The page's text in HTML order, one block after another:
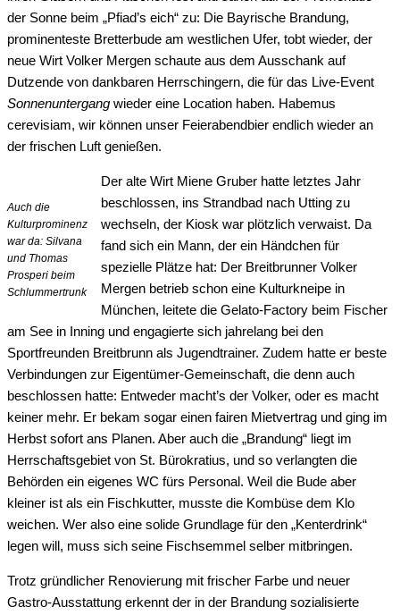
der Sonne beim „Pfiad’s eich“ zu: Die Bayrische Brandung,
prominenteste Bretterbude am westlichen Ufer, tobt wieder, der
neue Wirt Volker Mergen schaute aus dem Ausschank auf
Dutzende von dankbaren Herrschingern, die für das Live-Event
Sonnenuntergang wieder eine Location haben. Habemus
cerevisiam, wir können unser Feierabendbier endlich wieder an
der frischen Luft genießen.
Auch die
Kulturprominenz
war da: Silvana
und Thomas
Prosperi beim
Schlummertrunk
Der alte Wirt Miene Gruber hatte letztes Jahr
beschlossen, ins Strandbad nach Utting zu
wechseln, der Kiosk war plötzlich verwaist. Da
fand sich ein Mann, der ein Händchen für
spezielle Plätze hat: Der Breitbrunner Volker
Mergen betrieb schon eine Kulturkneipe in
München, leitete die Gelato-Factory beim Fischer
am See in Inning und engagierte sich jahrelang bei den
Sportfreunden Breitbrunn als Jugendtrainer. Zudem hatte er beste
Verbindungen zur Eigentümer-Gemeinschaft, die denn auch
beschlossen hatte: Entweder macht’s der Volker, oder es macht
keiner mehr. Er bekam sogar einen fairen Mietvertrag und ging im
Herbst sofort ans Planen. Aber auch die „Brandung“ liegt im
Herrschaftsgebiet von St. Bürokratius, und so verlangten die
Behörden ein eigenes WC fürs Personal. Weil die Bude aber
kleiner ist als ein Fischkutter, musste die Kombüse dem Klo
weichen. Wer also eine solide Grundlage für den „Kenterdrink“
legen will, muss sich seine Fischsemmel selber mitbringen.
Trotz gründlicher Renovierung mit frischer Farbe und neuer
Gastro-Ausstattung erkennt der in der Brandung sozialisierte